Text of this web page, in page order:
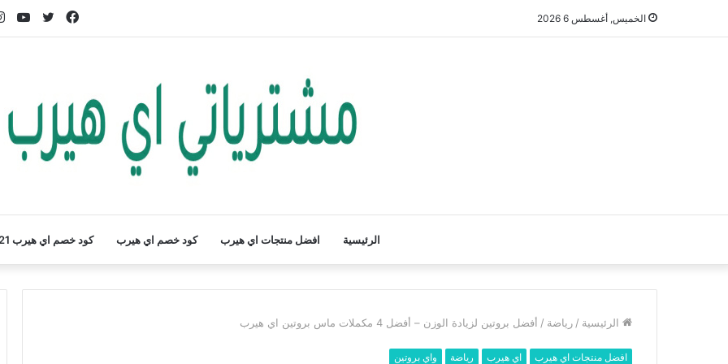
الخميس, أغسطس 6 2026 تويتر
فيسبوك
الرئيسية افضل منتجات اي هيرب كود خصم اي هيرب كود خصم اي هيرب 2021
الرئيسية / رياضة / أفضل بروتين لزيادة الوزن – أفضل 4 مكملات ماس بروتين اي هيرب
افضل منتجات اي هيرب اي هيرب رياضة واي بروتين